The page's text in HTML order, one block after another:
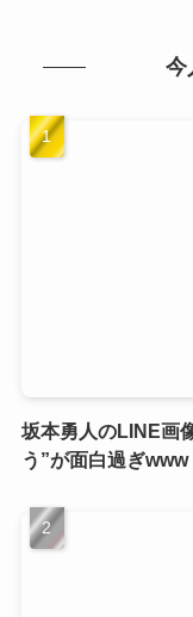
今
坂本勇人のLINE画
う”が面白過ぎwww